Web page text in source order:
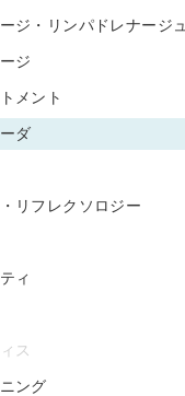
ジ・リンパドレナージュ
ジ
メント
ダ
リフレクソロジー
ィ
ス
ング